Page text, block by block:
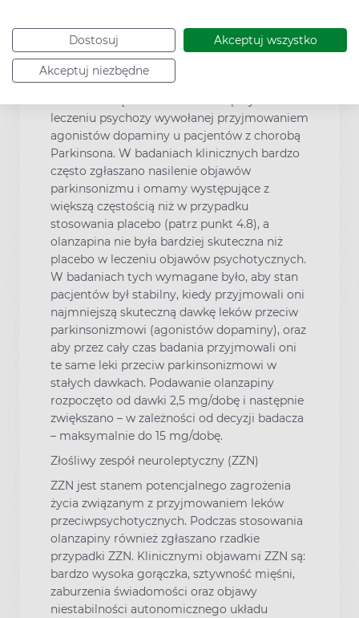
Dostosuj Akceptuj wszystko
Akceptuj niezbędne
olanzapiny nie została ustalona w czasie
prowadzenia tych badań.
Choroba Parkinsona
leczeniu psychozy wywołanej przyjmowaniem
agonistów dopaminy u pacjentów z chorobą
Parkinsona. W badaniach klinicznych bardzo
często zgłaszano nasilenie objawów
parkinsonizmu i omamy występujące z
większą częstością niż w przypadku
stosowania placebo (patrz punkt 4.8), a
olanzapina nie była bardziej skuteczna niż
placebo w leczeniu objawów psychotycznych.
W badaniach tych wymagane było, aby stan
pacjentów był stabilny, kiedy przyjmowali oni
najmniejszą skuteczną dawkę leków przeciw
parkinsonizmowi (agonistów dopaminy), oraz
aby przez cały czas badania przyjmowali oni
te same leki przeciw parkinsonizmowi w
stałych dawkach. Podawanie olanzapiny
rozpoczęto od dawki 2,5 mg/dobę i następnie
zwiększano – w zależności od decyzji badacza
– maksymalnie do 15 mg/dobę.
Złośliwy zespół neuroleptyczny (ZZN)
ZZN jest stanem potencjalnego zagrożenia
życia związanym z przyjmowaniem leków
przeciwpsychotycznych. Podczas stosowania
olanzapiny również zgłaszano rzadkie
przypadki ZZN. Klinicznymi objawami ZZN są:
bardzo wysoka gorączka, sztywność mięśni,
zaburzenia świadomości oraz objawy
niestabilności autonomicznego układu